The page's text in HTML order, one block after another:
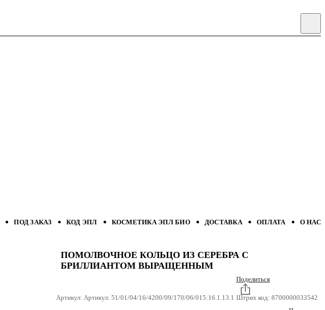
ПОД ЗАКАЗ КОД ЭПЛ КОСМЕТИКА ЭПЛ БИО ДОСТАВКА ОПЛАТА О НАС
ПОМОЛВОЧНОЕ КОЛЬЦО ИЗ СЕРЕБРА С
БРИЛЛИАНТОМ ВЫРАЩЕННЫМ
Артикул: Артикул: 51/01/04/16/4200/09/170/06/015:16.1.13.1
Поделиться
Штрих код: 8700000033542